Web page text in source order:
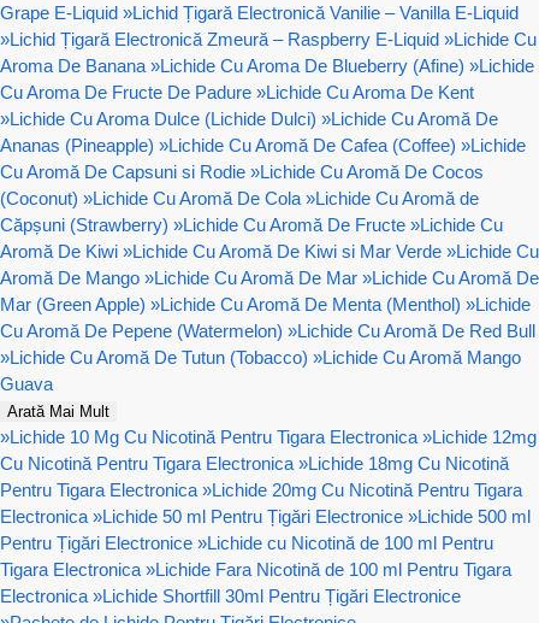
Grape E-Liquid »Lichid Țigară Electronică Vanilie – Vanilla E-Liquid
»Lichid Țigară Electronică Zmeură – Raspberry E-Liquid »Lichide Cu
Aroma De Banana »Lichide Cu Aroma De Blueberry (Afine) »Lichide
Cu Aroma De Fructe De Padure »Lichide Cu Aroma De Kent
»Lichide Cu Aroma Dulce (Lichide Dulci) »Lichide Cu Aromă De
Ananas (Pineapple) »Lichide Cu Aromă De Cafea (Coffee) »Lichide
Cu Aromă De Capsuni si Rodie »Lichide Cu Aromă De Cocos
(Coconut) »Lichide Cu Aromă De Cola »Lichide Cu Aromă de
Căpșuni (Strawberry) »Lichide Cu Aromă De Fructe »Lichide Cu
Aromă De Kiwi »Lichide Cu Aromă De Kiwi si Mar Verde »Lichide Cu
Aromă De Mango »Lichide Cu Aromă De Mar »Lichide Cu Aromă De
Mar (Green Apple) »Lichide Cu Aromă De Menta (Menthol) »Lichide
Cu Aromă De Pepene (Watermelon) »Lichide Cu Aromă De Red Bull
»Lichide Cu Aromă De Tutun (Tobacco) »Lichide Cu Aromă Mango
Guava
Arată Mai Mult
»Lichide 10 Mg Cu Nicotină Pentru Tigara Electronica »Lichide 12mg
Cu Nicotină Pentru Tigara Electronica »Lichide 18mg Cu Nicotină
Pentru Tigara Electronica »Lichide 20mg Cu Nicotină Pentru Tigara
Electronica »Lichide 50 ml Pentru Țigări Electronice »Lichide 500 ml
Pentru Țigări Electronice »Lichide cu Nicotină de 100 ml Pentru
Tigara Electronica »Lichide Fara Nicotină de 100 ml Pentru Tigara
Electronica »Lichide Shortfill 30ml Pentru Țigări Electronice